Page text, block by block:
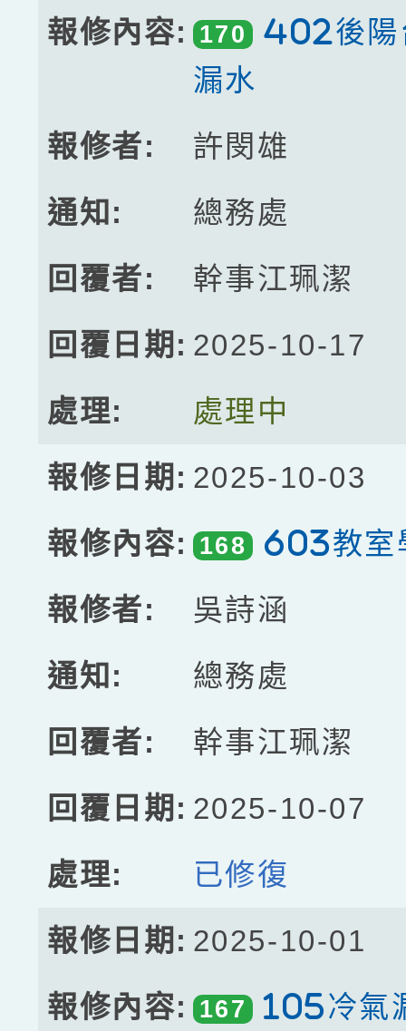
170
402後陽
漏水
許閔雄
總務處
幹事江珮潔
2025-10-17
處理中
2025-10-03
168 603教室
吳詩涵
總務處
幹事江珮潔
2025-10-07
已修復
2025-10-01
167 105冷氣